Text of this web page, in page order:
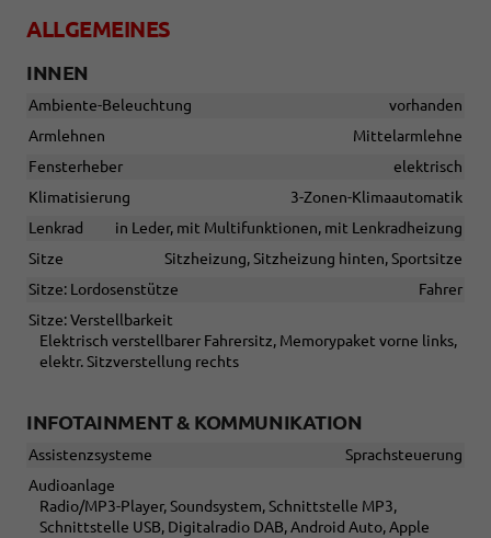
ALLGEMEINES
INNEN
Ambiente-Beleuchtung
vorhanden
Armlehnen
Mittelarmlehne
Fensterheber
elektrisch
Klimatisierung
3-Zonen-Klimaautomatik
Lenkrad
in Leder, mit Multifunktionen, mit Lenkradheizung
Sitze
Sitzheizung, Sitzheizung hinten, Sportsitze
Sitze: Lordosenstütze
Fahrer
Sitze: Verstellbarkeit
Elektrisch verstellbarer Fahrersitz, Memorypaket vorne links,
elektr. Sitzverstellung rechts
INFOTAINMENT & KOMMUNIKATION
Assistenzsysteme
Sprachsteuerung
Audioanlage
Radio/MP3-Player, Soundsystem, Schnittstelle MP3,
Schnittstelle USB, Digitalradio DAB, Android Auto, Apple